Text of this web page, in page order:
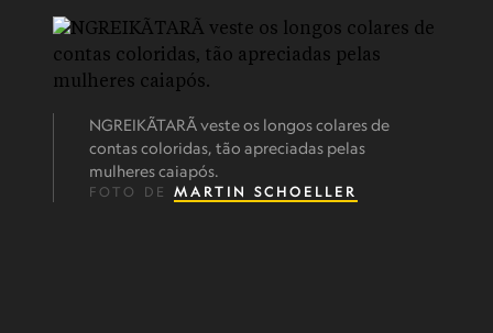
NGREIKÃTARÃ veste os longos colares de
contas coloridas, tão apreciadas pelas
mulheres caiapós.
FOTO DE MARTIN SCHOELLER